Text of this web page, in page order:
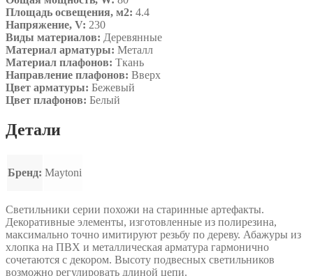
Площадь освещения, м2: 4.4
Напряжение, V: 230
Виды материалов: Деревянные
Материал арматуры: Металл
Материал плафонов: Ткань
Направление плафонов: Вверх
Цвет арматуры: Бежевый
Цвет плафонов: Белый
Детали
Бренд: Maytoni
Светильники серии похожи на старинные артефакты.
Декоративные элементы, изготовленные из полирезина,
максимально точно имитируют резьбу по дереву. Абажуры из
хлопка на ПВХ и металлическая арматура гармонично
сочетаются с декором. Высоту подвесных светильников
возможно регулировать длиной цепи.